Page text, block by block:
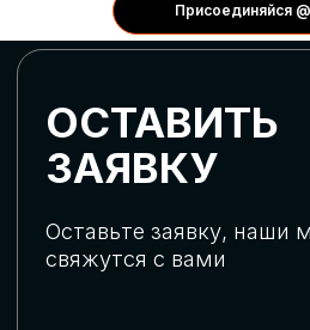
Присоединяйся
ГЛОБАЛЬНАЯ
ЦИФРОВИЗАЦИЯ
актуальных трендов глобальной
трансформации. Узнаем о новых
массовом использовании ИИ-
инструментов, обеспечении
ИСКУССТВЕННЫЙ